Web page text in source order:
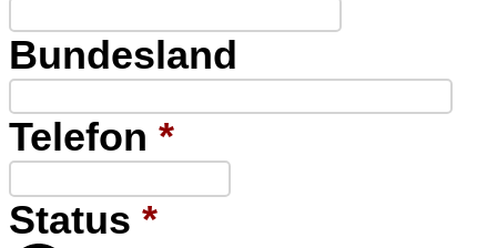
Bundesland
Telefon *
Status *